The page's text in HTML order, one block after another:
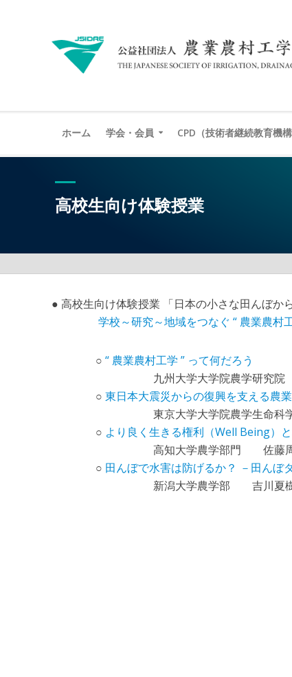
ホーム 学会・会員 CPD（技術者継続教育機構
高校生向け体験授業
● 高校生向け体験授業 「日本の小さな田んぼか
学校～研究～地域をつなぐ “ 農業農村
○ “ 農業農村工学 ” って何だろう
九州大学大学院農学研究院
○ 東日本大震災からの復興を支える農
東京大学大学院農学生命科学
○ より良く生きる権利（Well Being）
高知大学農学部門 佐藤周
○ 田んぼで水害は防げるか？ －田んぼ
新潟大学農学部 吉川夏